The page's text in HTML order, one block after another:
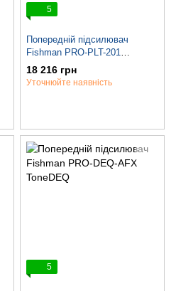
5
Попередній підсилювач
Fishman PRO-PLT-201
Platinum Pro EQ
18 216 грн
Уточнюйте наявність
5